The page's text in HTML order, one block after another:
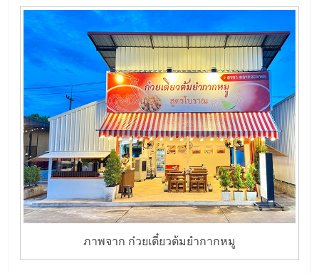
รวม
แฟ
รน
ไชส์
พร้อม
ทำเล
สำหรับภาพจาก ก๋วยเตี๋ยวต้มยำกากหมู